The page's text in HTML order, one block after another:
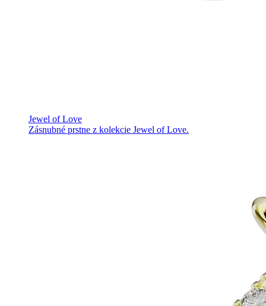
Jewel of Love
Zásnubné prstne z kolekcie Jewel of Love.